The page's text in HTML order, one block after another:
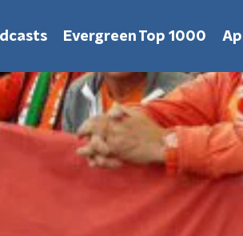
Evergreen Top 1000